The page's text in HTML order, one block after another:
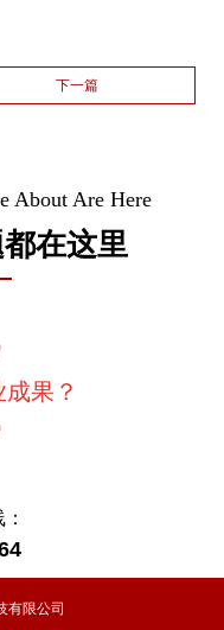
下一篇
About Are Here
在这里
果？
们提供什么资
有限公司